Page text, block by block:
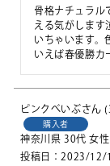
骨格ナチュラル
える気がします
いちゃいます。
いえば春優勝カ
ピンクべいぶ
購入者
神奈川県 30代 女性
投稿日
2023/12/